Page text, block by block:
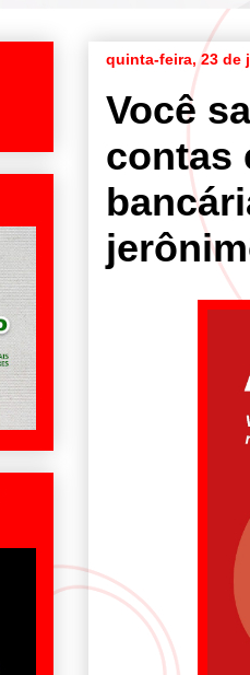
quinta-feira, 23 de
Você
contas